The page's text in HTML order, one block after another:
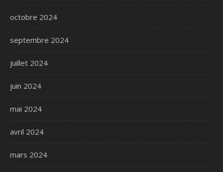
octobre 2024
septembre 2024
juillet 2024
juin 2024
mai 2024
avril 2024
mars 2024